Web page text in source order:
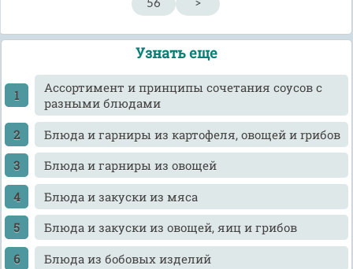
56
>
Узнать еще
Ассортимент и принципы сочетания соусов с
разными блюдами
Блюда и гарниры из картофеля, овощей и rрибов
Блюда и гарниры из овощей
Блюда и закуски из мяса
Блюда и закуски из овощей, яиц и грибов
Блюда из бобовых изделий